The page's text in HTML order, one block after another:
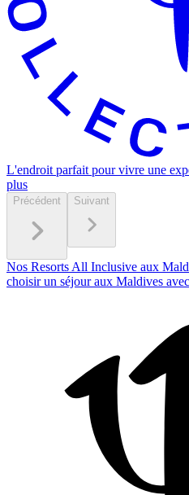
L'endroit parfait pour vivre une
plus
Précédent Suivant
Nos Resorts All Inclusive aux
choisir un séjour aux Maldives